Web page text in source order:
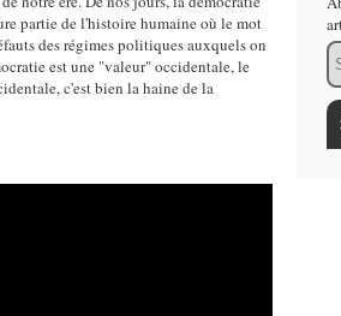
partie de l'histoire humaine où le mot
des régimes politiques auxquels on
est une "valeur" occidentale, le
c'est bien la haine de la